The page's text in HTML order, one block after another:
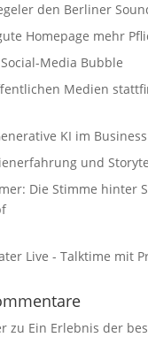
den Berliner
Homepage mehr
Media Bubble
Medien
KI im
und
Die Stimme hinter
zu Ein Erlebnis der